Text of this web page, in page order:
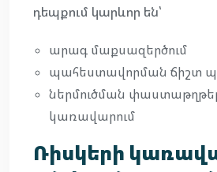
դեպքում կարևոր են՝
արագ մաքսազերծում
պահեստավորման ճիշտ
ներմուծման
կառավարում
Ռիսկերի